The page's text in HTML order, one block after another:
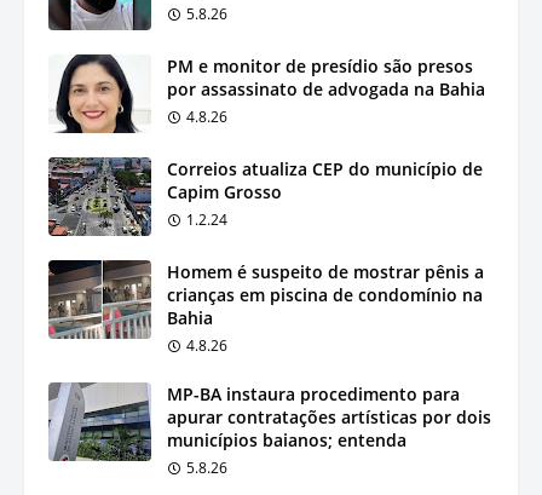
5.8.26
PM e monitor de presídio são presos
por assassinato de advogada na Bahia
4.8.26
Correios atualiza CEP do município de
Capim Grosso
1.2.24
Homem é suspeito de mostrar pênis a
crianças em piscina de condomínio na
Bahia
4.8.26
MP-BA instaura procedimento para
apurar contratações artísticas por dois
municípios baianos; entenda
5.8.26